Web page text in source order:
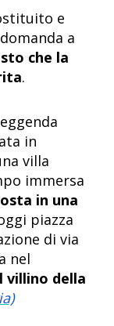
e
a
che la
.
in
villa
immersa
in una
piazza
di via
nel
villino della